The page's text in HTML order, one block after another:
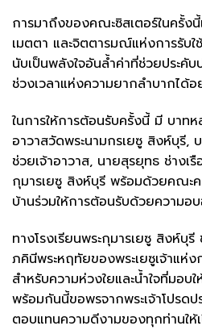
การมาถึงของคณะซิสเตอร์ในครั้ง
เมตตา และจิตตารมณ์แห่งการรับใ
นับเป็นพลังใจอันล้ำค่าที่ช่วยประคับ
ช่วงเวลาแห่งความยากลำบากได้
ในการให้การต้อนรับครั้งนี้ มี บาท
อาวาสวัดพระนามกรเยซู สิงห์บุรี,
ช่วยเจ้าอาวาส, นายสุรยุทธ ช่างเ
กุมารเยซู สิงห์บุรี พร้อมด้วยคณะ
บ้านร่วมให้การต้อนรับด้วยความอบ
ทางโรงเรียนพระกุมารเยซู สิงห์
ภคินีพระหฤทัยของพระเยซูเจ้าแห่
สำหรับความห่วงใยและน้ำใจที่มอบ
พร้อมกันนี้ขอพรจากพระเจ้าโปรดป
ตอบแทนความดีงามของทุกท่านให้